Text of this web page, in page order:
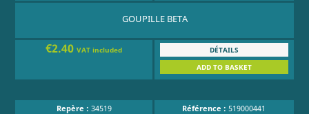
GOUPILLE BETA
€2.40VAT included
DÉTAILS
ADD TO BASKET
Repère : 34519 Référence : 519000441